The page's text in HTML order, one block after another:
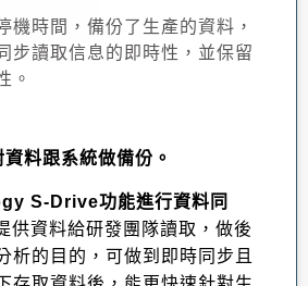
機時間，備份了生產的資料，
步讀取信息的即時性，並保留
。
料跟系統做備份。
S-Drive功能進行資料同
供資料給研發團隊讀取，做後
析的目的，可做到即時同步且